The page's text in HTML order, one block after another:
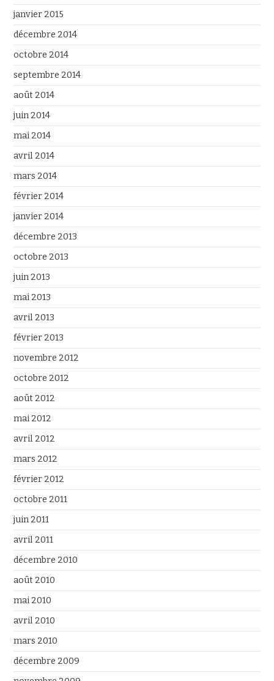
janvier 2015
décembre 2014
octobre 2014
septembre 2014
août 2014
juin 2014
mai 2014
avril 2014
mars 2014
février 2014
janvier 2014
décembre 2013
octobre 2013
juin 2013
mai 2013
avril 2013
février 2013
novembre 2012
octobre 2012
août 2012
mai 2012
avril 2012
mars 2012
février 2012
octobre 2011
juin 2011
avril 2011
décembre 2010
août 2010
mai 2010
avril 2010
mars 2010
décembre 2009